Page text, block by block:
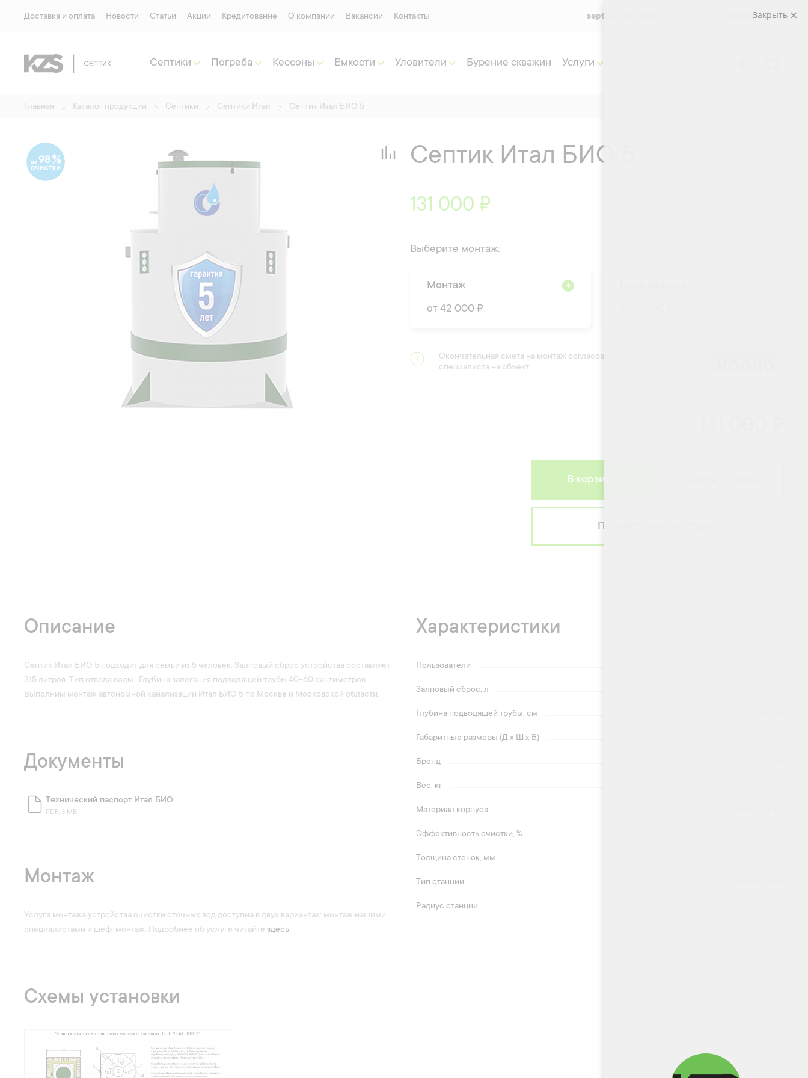
Доставка и оплата Новости Статьи Акции Кредитование О компании Вакансии Контакты septik@kzs.group +7 (495) 565 33 72
Септики Погреба Кессоны Емкости Уловители Бурение скважин Услуги
Главная Каталог продукции Септики Септики Итал Септик Итал БИО 5
98 Септик Итал БИО 5
131 000 ₽
Выберите монтаж:
Монтаж
от 42 000 ₽
Окончательная смета на монтаж согласовывается после выезда
специалиста на объект.
В корзину
Получить консультацию
Описание
Септик Итал БИО 5 подходит для семьи из 5 человек. Залповый сброс устройства составляет
315 литров. Тип отвода воды . Глубина залегания подводящей трубы 40-60 сантиметров.
Выполним монтаж автономной канализации Итал БИО 5 по Москве и Московской области.
Документы
Технический паспорт Итал БИО
PDF, 3 МБ
Монтаж
Услуга монтажа устройства очистки сточных вод доступна в двух вариантах: монтаж нашими
специалистами и шеф-монтаж. Подробнее об услуге читайте здесь.
Характеристики
Пользователи
Залповый сброс, л
Глубина подводящей трубы, см
Габаритные размеры (Д х Ш х В)
Бренд
Вес, кг
Материал корпуса
Эффективность очистки, %
Толщина стенок, мм
Тип станции
Радиус станции
Схемы установки
Закрыть